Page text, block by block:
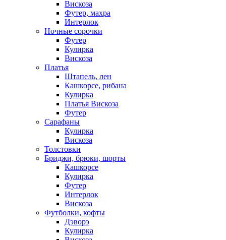
Вискоза
Футер, махра
Интерлок
Ночные сорочки
Футер
Кулирка
Вискоза
Платья
Штапель, лен
Кашкорсе, рибана
Кулирка
Платья Вискоза
Футер
Сарафаны
Кулирка
Вискоза
Толстовки
Бриджи, брюки, шорты
Кашкорсе
Кулирка
Футер
Интерлок
Вискоза
Футболки, кофты
Дэворэ
Кулирка